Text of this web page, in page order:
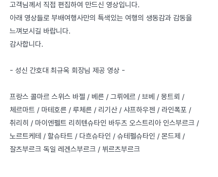
고객님께서 직접 편집하여 만드신 영상입니다.
아래 영상들로 부배여행사만의 특색있는 여행의 생동감과 감동을
느껴보시길 바랍니다.
감사합니다.
- 성신 간호대 최규옥 회장님 제공 영상 -
프랑스 콜마르 스위스 바젤 / 베른 / 그뤼에르 / 브베 / 몽트뢰 /
체르마트 / 마테호른 / 루체른 / 리기산 / 샤프하우젠 / 라인폭포 /
취리히 / 마이엔펠트 리히텐슈타인 바두츠 오스트리아 인스부르크 /
노르트케테 / 할슈타트 / 다흐슈타인 / 슈테펠슈타인 / 몬드제 /
잘츠부르크 독일 레겐스부르크 / 뷔르츠부르크